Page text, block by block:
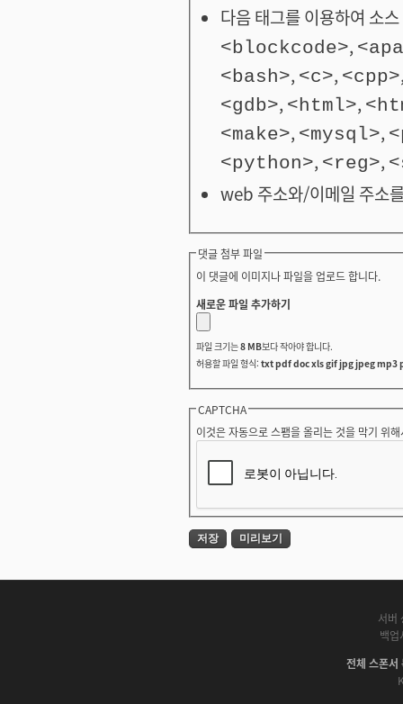
다음 태그를 이용하여 소
<blockcode>,
<bash>, <c>, <cpp>
<gdb>, <html>,
<make>, <mysql>,
<python>, <reg>,
web 주소와/이메일 주소
댓글 첨부 파일
이 댓글에 이미지나 파일을 업로드 합니다.
새로운 파일 추가하기
파일 크기는8 MB보다 작아야 합니다.
허용할 파일 형식: txt pdf doc xls gif jpg jpeg mp3
CAPTCHA
이것은 자동으로 스팸을 올리는 것을 막기 위
서버
백
전체 스폰서